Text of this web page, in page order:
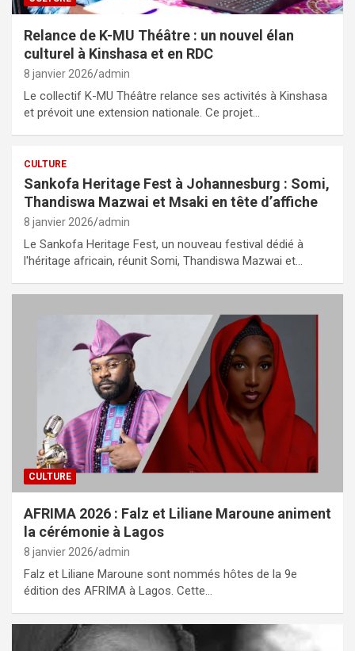
Relance de K-MU Théâtre : un nouvel élan
culturel à Kinshasa et en RDC
8 janvier 2026 admin
Le collectif K-MU Théâtre relance ses activités à Kinshasa
et prévoit une extension nationale. Ce projet…
CULTURE
Sankofa Heritage Fest à Johannesburg : Somi,
Thandiswa Mazwai et Msaki en tête d’affiche
8 janvier 2026 admin
Le Sankofa Heritage Fest, un nouveau festival dédié à
l'héritage africain, réunit Somi, Thandiswa Mazwai et…
CULTURE
AFRIMA 2026 : Falz et Liliane Maroune animent
la cérémonie à Lagos
8 janvier 2026 admin
Falz et Liliane Maroune sont nommés hôtes de la 9e
édition des AFRIMA à Lagos. Cette…